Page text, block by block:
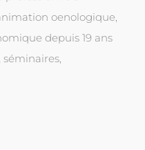
oenologique,
depuis 19 ans
séminaires,